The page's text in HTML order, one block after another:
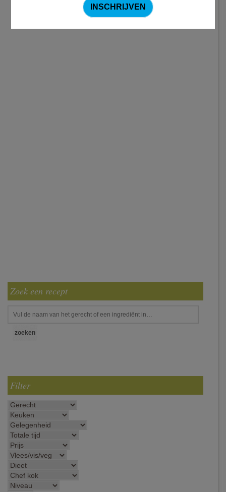
Zoek een recept
Filter